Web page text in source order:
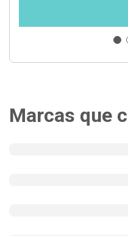
Marcas que